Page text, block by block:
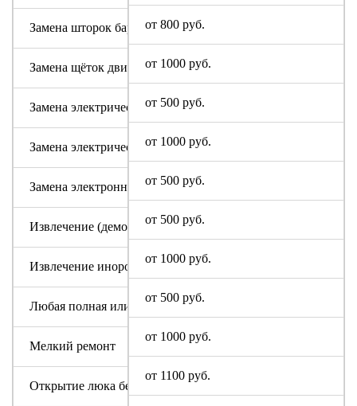
от 800 руб.
от 1000 руб.
от 500 руб.
от 1000 руб.
от 500 руб.
от 500 руб.
от 1000 руб.
от 500 руб.
от 1000 руб.
от 1100 руб.
Замена шторок барабана с разбором бака (для машин с
Замена щёток двигателя
Замена электрического модуля на новый
Замена электрического шнура
Замена электронного модуля
Извлечение (демонтаж) машинки из труднодоступных мест
Извлечение инородного предмета (без разбора бака)
Любая полная или частичная разборка машины
Мелкий ремонт
Открытие люка без ремонта